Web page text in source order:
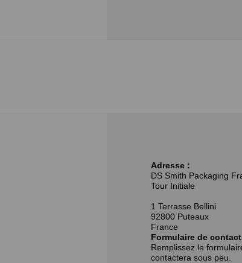
Adresse :
DS Smith Packaging
Tour Initiale
1 Terrasse Bellini
92800 Puteaux
France
Formulaire de contact
Remplissez le
contactera sous peu.